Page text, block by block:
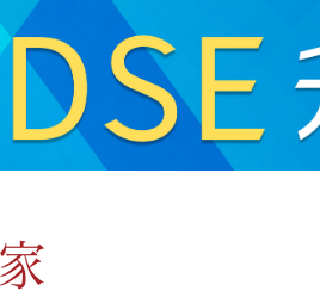
財經 生活 健康